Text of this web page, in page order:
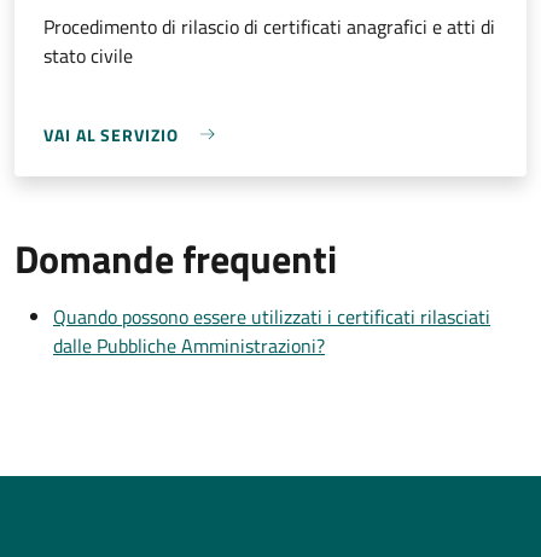
Procedimento di rilascio di certificati anagrafici e atti di
stato civile
VAI AL SERVIZIO
Domande frequenti
Quando possono essere utilizzati i certificati rilasciati
dalle Pubbliche Amministrazioni?